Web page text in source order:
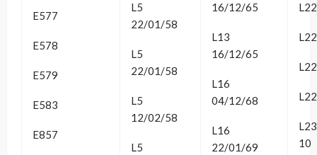
E577
E578
E579
E583
E857
L5
22/01/58
L5
22/01/58
L5
12/02/58
L5
16/12/65
L13
16/12/65
L16
04/12/68
L16
22/01/69
10